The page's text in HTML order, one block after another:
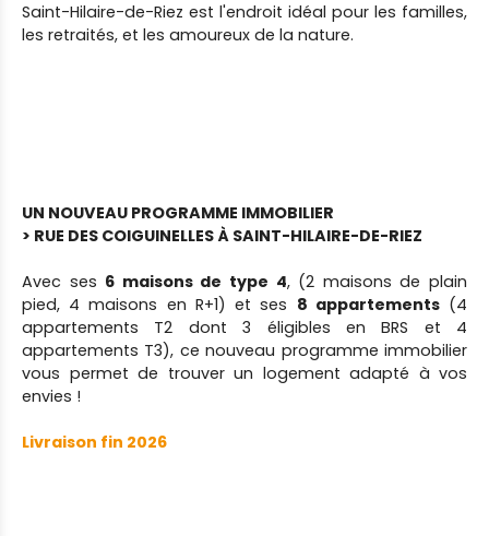
Saint-Hilaire-de-Riez est l'endroit idéal pour les familles,
les retraités, et les amoureux de la nature.
UN NOUVEAU PROGRAMME IMMOBILIER
> RUE DES COIGUINELLES À SAINT-HILAIRE-DE-RIEZ
Avec ses 6 maisons de type 4, (2 maisons de plain
pied, 4 maisons en R+1) et ses 8 appartements(4
appartements T2 dont 3 éligibles en BRS et 4
appartements T3), ce nouveau programme immobilier
vous permet de trouver un logement adapté à vos
envies !
Livraison fin 2026